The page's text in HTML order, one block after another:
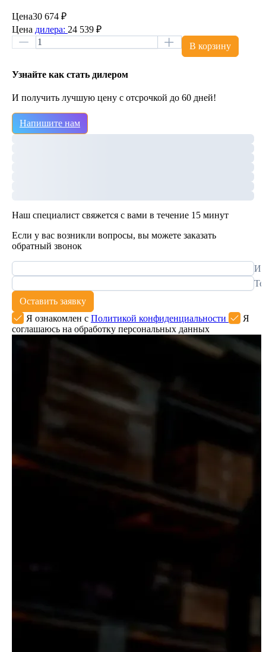
Цена30 674 ₽
Цена дилера: 24 539 ₽
В корзину
Узнайте как стать дилером
И получить лучшую цену с отсрочкой до 60 дней!
Напишите нам
Наш специалист свяжется с вами в течение 15 минут
Если у вас возникли вопросы, вы можете заказать
обратный звонок
Оставить заявку
Я ознакомлен с Политикой конфиденциальности
Я
соглашаюсь на обработку персональных данных